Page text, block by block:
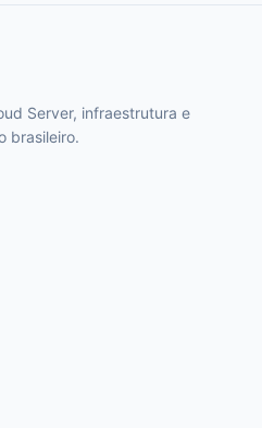
Server, infraestrutura e
brasileiro.